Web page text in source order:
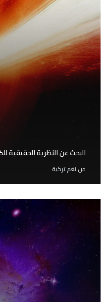
البحث عن النظرية الحقيقية
من نغم تركية